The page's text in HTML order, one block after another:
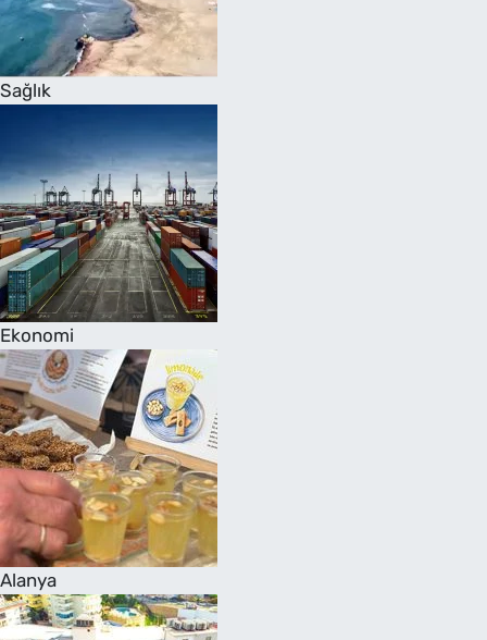
Sağlık
Ekonomi
Alanya